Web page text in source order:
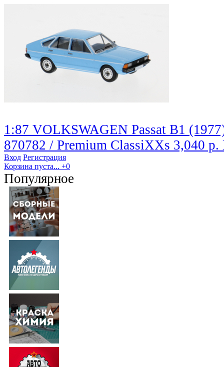
1:87 VOLKSWAGEN Passat B1
870782 / Premium ClassiXXs 3,040 р.
Вход Регистрация
Корзина пуста... +0
Популярное